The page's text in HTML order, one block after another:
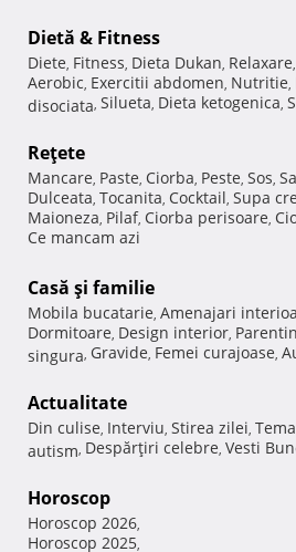
Dietă & Fitness
Diete, Fitness, Dieta Dukan, Relaxare,
Aerobic, Exercitii abdomen, Nutritie,
disociata, Silueta, Dieta ketogenica,
Reţete
Mancare, Paste, Ciorba, Peste, Sos,
Dulceata, Tocanita, Cocktail, Supa
Maioneza, Pilaf, Ciorba perisoare,
Ce mancam azi
Casă şi familie
Mobila bucatarie, Amenajari
Dormitoare, Design interior,
singura, Gravide, Femei curajoase,
Actualitate
Din culise, Interviu, Stirea zilei,
autism, Despărţiri celebre, Vesti
Horoscop
Horoscop 2026,
Horoscop 2025,